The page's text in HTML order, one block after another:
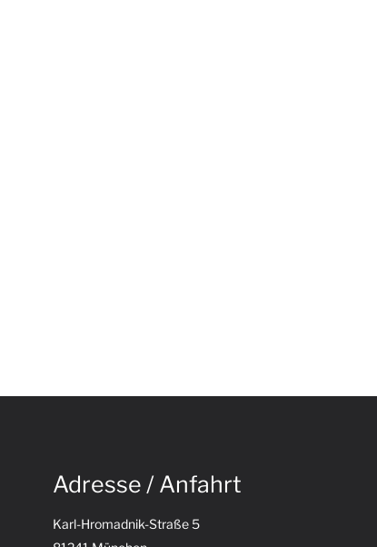
Adresse / Anfahrt
Karl-Hromadnik-Straße 5